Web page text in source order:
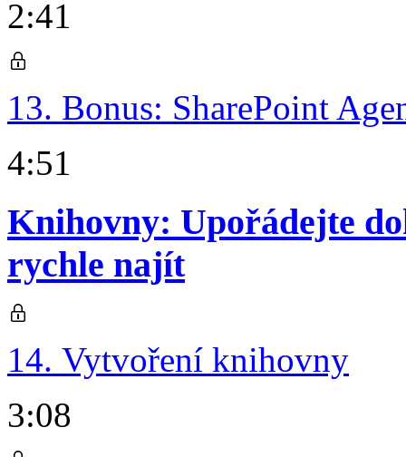
2:41
13. Bonus: SharePoint
4:51
Knihovny: Upořádejte
rychle najít
14. Vytvoření knihovny
3:08